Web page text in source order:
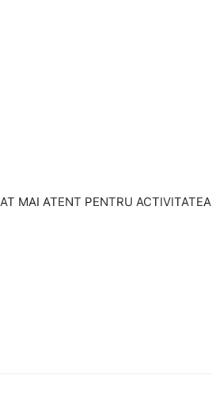
MAI ATENT PENTRU ACTIVITATEA